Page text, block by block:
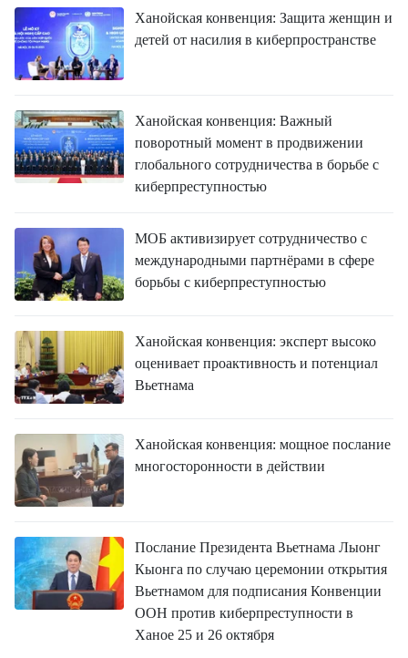
Ханойская конвенция: Защита женщин и
детей от насилия в киберпространстве
Ханойская конвенция: Важный
поворотный момент в продвижении
глобального сотрудничества в борьбе с
киберпреступностью
МОБ активизирует сотрудничество с
международными партнёрами в сфере
борьбы с киберпреступностью
Ханойская конвенция: эксперт высоко
оценивает проактивность и потенциал
Вьетнама
Ханойская конвенция: мощное послание
многосторонности в действии
Послание Президента Вьетнама Лыонг
Кыонга по случаю церемонии открытия
Вьетнамом для подписания Конвенции
ООН против киберпреступности в
Ханое 25 и 26 октября